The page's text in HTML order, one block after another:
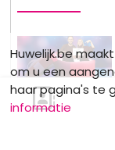
Huwelijk.be
om u een
haar pagina's te
informatie